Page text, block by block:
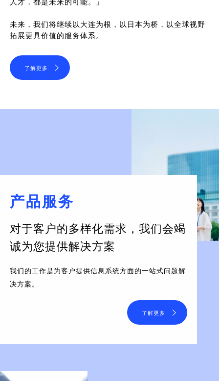
未来，我们将继续以大连为根，以日本为桥，以全球视野
拓展更具价值的服务体系。
了解更多
产品服务
对于客户的多样化需求， 我们会竭
诚为您提供解决方案
我们的工作是为客户提供信息系统方面的一站式问题解
决方案。
了解更多